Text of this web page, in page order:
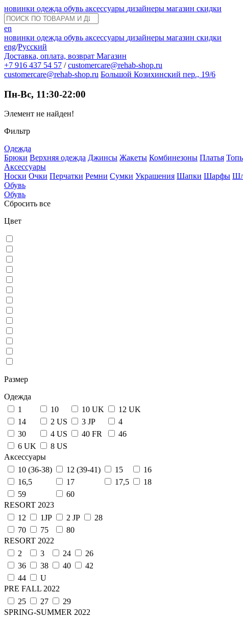
новинки одежда обувь аксессуары дизайнеры магазин скидки
en
новинки одежда обувь аксессуары дизайнеры магазин скидки
eng/Русский
Доставка, оплата, возврат Магазин
+7 916 437 54 57 / customercare@rehab-shop.ru
customercare@rehab-shop.ru Большой Козихинский пер., 19/6
Пн-Вс, 11:30-22:00
Элемент не найден!
Фильтр
Одежда
Брюки Верхняя одежда Джинсы Жакеты Комбинезоны Платья
Аксессуары
Носки Очки Перчатки Ремни Сумки Украшения Шапки Шарфы
Обувь
Обувь
Сбросить все
Цвет
Размер
Одежда
1
10 10 UK
12 UK
14
2 US 3 JP
4
30
4 US 40 FR
46
6 UK
8 US
Аксессуары
10 (36-38)
12 (39-41) 15
16
16,5
17 17,5
18
59
60
RESORT 2023
12
1JP 2 JP
28
70
75
80
RESORT 2022
2
3 24
26
36
38 40
42
44
U
PRE FALL 2022
25
27
29
SPRING-SUMMER 2022